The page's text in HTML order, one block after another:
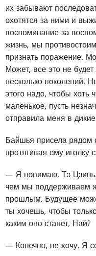
их забывают
охотятся за ними и
воспоминание за
жизнь, мы
признать поражение.
Может, все это не
несколько поколений.
этого надо, чтобы хоть
маленькое, пусть
отправила меня в
Байшья присела рядом
протягивая ему иголку
— Я понимаю, Тэ
чем мы поддерживаем
прошлым. Будущее
ты хочешь, чтобы
каким оно станет, Най?
— Конечно, не хочу. Я